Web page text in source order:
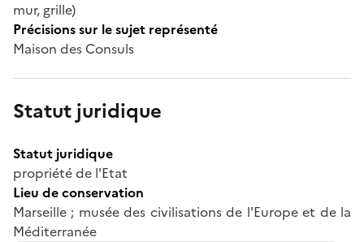
mur, grille)
Précisions sur le sujet représenté
Maison des Consuls
Statut juridique
Statut juridique
propriété de l'Etat
Lieu de conservation
Marseille ; musée des civilisations de l'Europe et de la
Méditerranée